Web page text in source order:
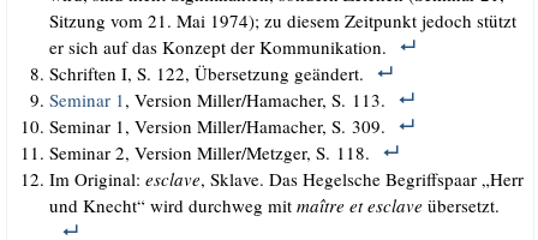
Sit­zung vom 21. Mai 1974); zu die­sem Zeit­punkt jedoch stützt
er sich auf das Kon­zept der Kommunikation.
Schrif­ten I, S. 122, Über­set­zung geändert.
Semi­nar 1, Ver­si­on Miller/​Hamacher, S. 113.
Semi­nar 1, Ver­si­on Miller/​Hamacher, S. 309.
Semi­nar 2, Ver­si­on Miller/​Metzger, S. 118.
Im Ori­gi­nal:escla­ve, Skla­ve. Das Hegel­sche Begriffs­paar „Herr
und Knecht“ wird durch­weg mitmaît­re et escla­ve übersetzt.